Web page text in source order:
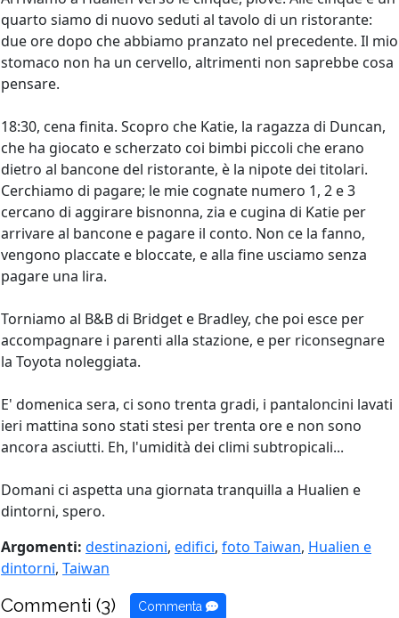
quarto siamo di nuovo seduti al tavolo di un ristorante:
due ore dopo che abbiamo pranzato nel precedente. Il mio
stomaco non ha un cervello, altrimenti non saprebbe cosa
pensare.
18:30, cena finita. Scopro che Katie, la ragazza di Duncan,
che ha giocato e scherzato coi bimbi piccoli che erano
dietro al bancone del ristorante, è la nipote dei titolari.
Cerchiamo di pagare; le mie cognate numero 1, 2 e 3
cercano di aggirare bisnonna, zia e cugina di Katie per
arrivare al bancone e pagare il conto. Non ce la fanno,
vengono placcate e bloccate, e alla fine usciamo senza
pagare una lira.
Torniamo al B&B di Bridget e Bradley, che poi esce per
accompagnare i parenti alla stazione, e per riconsegnare
la Toyota noleggiata.
E' domenica sera, ci sono trenta gradi, i pantaloncini lavati
ieri mattina sono stati stesi per trenta ore e non sono
ancora asciutti. Eh, l'umidità dei climi subtropicali...
Domani ci aspetta una giornata tranquilla a Hualien e
dintorni, spero.
Argomenti: destinazioni, edifici, foto Taiwan, Hualien e
dintorni, Taiwan
Commenti (3) Commenta